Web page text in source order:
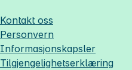
Kontakt oss
Personvern
Informasjonskapsler
Tilgjengelighetserklæring